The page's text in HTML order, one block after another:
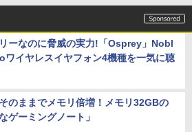
ーなのに脅威の実力!「Osprey」Nobl
ワイヤレスイヤフォン4機種を一気に聴
のままでメモリ倍増！メモリ32GBの
ゲーミングノート」